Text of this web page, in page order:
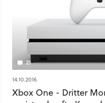
21
14.10.2016
Xbox One - Dritter